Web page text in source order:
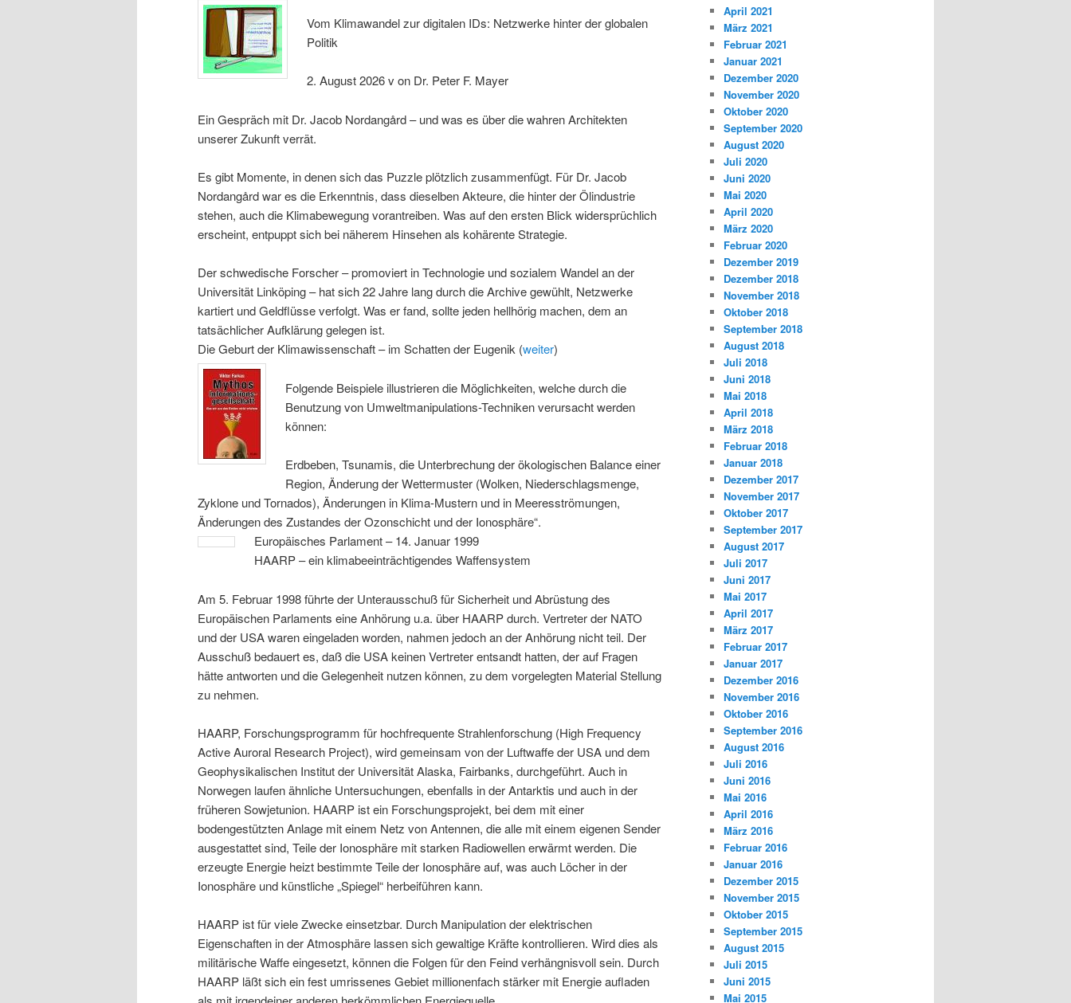
Vom Klimawandel zur digitalen IDs: Netzwerke hinter der globalen
Politik
2. August 2026 v on Dr. Peter F. Mayer
Ein Gespräch mit Dr. Jacob Nordangård – und was es über die wahren Architekten
unserer Zukunft verrät.
Es gibt Momente, in denen sich das Puzzle plötzlich zusammenfügt. Für Dr. Jacob
Nordangård war es die Erkenntnis, dass dieselben Akteure, die hinter der Ölindustrie
stehen, auch die Klimabewegung vorantreiben. Was auf den ersten Blick widersprüchlich
erscheint, entpuppt sich bei näherem Hinsehen als kohärente Strategie.
Der schwedische Forscher – promoviert in Technologie und sozialem Wandel an der
Universität Linköping – hat sich 22 Jahre lang durch die Archive gewühlt, Netzwerke
kartiert und Geldflüsse verfolgt. Was er fand, sollte jeden hellhörig machen, dem an
tatsächlicher Aufklärung gelegen ist.
Die Geburt der Klimawissenschaft – im Schatten der Eugenik (weiter)
Folgende Beispiele illustrieren die Möglichkeiten, welche durch die
Benutzung von Umweltmanipulations-Techniken verursacht werden
können:
Erdbeben, Tsunamis, die Unterbrechung der ökologischen Balance einer
Region, Änderung der Wettermuster (Wolken, Niederschlagsmenge,
Zyklone und Tornados), Änderungen in Klima-Mustern und in Meeresströmungen,
Änderungen des Zustandes der Ozonschicht und der Ionosphäre“.
Europäisches Parlament – 14. Januar 1999
HAARP – ein klimabeeinträchtigendes Waffensystem
Am 5. Februar 1998 führte der Unterausschuß für Sicherheit und Abrüstung des
Europäischen Parlaments eine Anhörung u.a. über HAARP durch. Vertreter der NATO
und der USA waren eingeladen worden, nahmen jedoch an der Anhörung nicht teil. Der
Ausschuß bedauert es, daß die USA keinen Vertreter entsandt hatten, der auf Fragen
hätte antworten und die Gelegenheit nutzen können, zu dem vorgelegten Material Stellung
zu nehmen.
HAARP, Forschungsprogramm für hochfrequente Strahlenforschung (High Frequency
Active Auroral Research Project), wird gemeinsam von der Luftwaffe der USA und dem
Geophysikalischen Institut der Universität Alaska, Fairbanks, durchgeführt. Auch in
Norwegen laufen ähnliche Untersuchungen, ebenfalls in der Antarktis und auch in der
früheren Sowjetunion. HAARP ist ein Forschungsprojekt, bei dem mit einer
bodengestützten Anlage mit einem Netz von Antennen, die alle mit einem eigenen Sender
ausgestattet sind, Teile der Ionosphäre mit starken Radiowellen erwärmt werden. Die
erzeugte Energie heizt bestimmte Teile der Ionosphäre auf, was auch Löcher in der
Ionosphäre und künstliche „Spiegel“ herbeiführen kann.
HAARP ist für viele Zwecke einsetzbar. Durch Manipulation der elektrischen
Eigenschaften in der Atmosphäre lassen sich gewaltige Kräfte kontrollieren. Wird dies als
militärische Waffe eingesetzt, können die Folgen für den Feind verhängnisvoll sein. Durch
HAARP läßt sich ein fest umrissenes Gebiet millionenfach stärker mit Energie aufladen
April 2021
März 2021
Februar 2021
Januar 2021
Dezember 2020
November 2020
Oktober 2020
September 2020
August 2020
Juli 2020
Juni 2020
Mai 2020
April 2020
März 2020
Februar 2020
Dezember 2019
Dezember 2018
November 2018
Oktober 2018
September 2018
August 2018
Juli 2018
Juni 2018
Mai 2018
April 2018
März 2018
Februar 2018
Januar 2018
Dezember 2017
November 2017
Oktober 2017
September 2017
August 2017
Juli 2017
Juni 2017
Mai 2017
April 2017
März 2017
Februar 2017
Januar 2017
Dezember 2016
November 2016
Oktober 2016
September 2016
August 2016
Juli 2016
Juni 2016
Mai 2016
April 2016
März 2016
Februar 2016
Januar 2016
Dezember 2015
November 2015
Oktober 2015
September 2015
August 2015
Juli 2015
Juni 2015
Mai 2015